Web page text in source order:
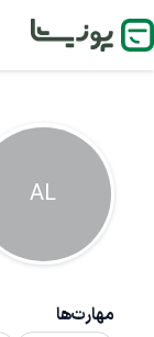
AL
مهارت‌ها